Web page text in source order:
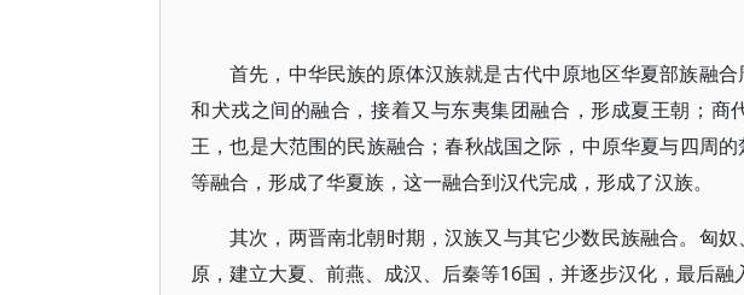
首先，中华民族的原体汉族就是古代中原地区华夏部族融
和犬戎之间的融合，接着又与东夷集团融合，形成夏王朝；商
王，也是大范围的民族融合；春秋战国之际，中原华夏与四周
等融合，形成了华夏族，这一融合到汉代完成，形成了汉族。
其次，两晋南北朝时期，汉族又与其它少数民族融合。匈
原，建立大夏、前燕、成汉、后秦等16国，并逐步汉化，最后融